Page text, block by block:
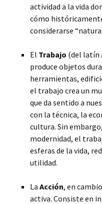
actividad a la vida
cómo
considerarse
El Trabajo (del latín
produce objetos
herramientas,
el trabajo crea un
que da sentido a
con la técnica, la
cultura. Sin
modernidad, el
esferas de la vida,
utilidad.
La Acción, en
activa. Consiste en